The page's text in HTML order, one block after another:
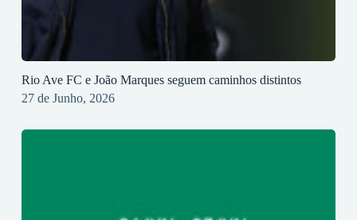
Rio Ave FC e João Marques seguem caminhos distintos
27 de Junho, 2026